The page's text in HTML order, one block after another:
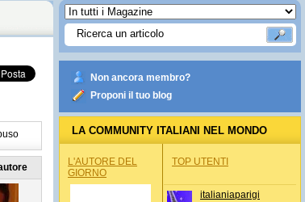
Non ancora membro?
Proponi il tuo blog
LA COMMUNITY ITALIANI NEL MONDO
L'AUTORE DEL
GIORNO
TOP UTENTI
italianiaparigi